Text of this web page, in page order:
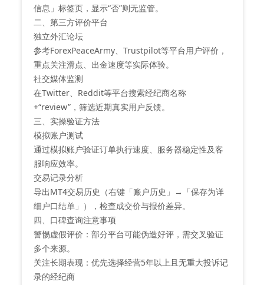
信息」标签页，显示“否”则无监管‌。
二、第三方评价平台
‌独立外汇论坛‌
参考ForexPeaceArmy、Trustpilot等平台用户评价，
重点关注滑点、出金速度等实际体验‌。
‌社交媒体监测‌
在Twitter、Reddit等平台搜索经纪商名称
+“review”，筛选近期真实用户反馈‌。
三、实操验证方法
‌模拟账户测试‌
通过模拟账户验证订单执行速度、服务器稳定性及客
服响应效率‌。
‌交易记录分析‌
导出MT4交易历史（右键「账户历史」→「保存为详
细户口结单」），检查成交价与报价差异‌。
四、口碑查询注意事项
‌警惕虚假评价‌：部分平台可能伪造好评，需交叉验证
多个来源‌。
‌关注长期表现‌：优先选择经营5年以上且无重大投诉记
录的经纪商‌